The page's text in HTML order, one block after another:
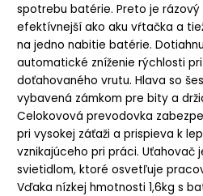
spotrebu batérie. Preto je
efektívnejší ako aku vŕtačka a
na jedno nabitie batérie.
automatické zníženie rýchlosti
doťahovaného vrutu. Hlava so
vybavená zámkom pre bity a
Celokovová prevodovka
pri vysokej záťaži a prispieva k
vznikajúceho pri práci. Uťahovač
svietidlom, ktoré osvetľuje
Vďaka nízkej hmotnosti 1,6kg s